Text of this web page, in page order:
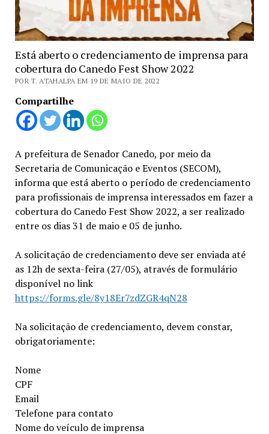
Está aberto o credenciamento de imprensa para
cobertura do Canedo Fest Show 2022
POR T. ATAHALPA EM 19 DE MAIO DE 2022
Compartilhe
A prefeitura de Senador Canedo, por meio da
Secretaria de Comunicação e Eventos (SECOM),
informa que está aberto o período de credenciamento
para profissionais de imprensa interessados em fazer a
cobertura do Canedo Fest Show 2022, a ser realizado
entre os dias 31 de maio e 05 de junho.
A solicitação de credenciamento deve ser enviada até
as 12h de sexta-feira (27/05), através de formulário
disponível no link
https://forms.gle/8y18Er7zdZGR4qN28
Na solicitação de credenciamento, devem constar,
obrigatoriamente:
Nome
CPF
Email
Telefone para contato
Nome do veículo de imprensa